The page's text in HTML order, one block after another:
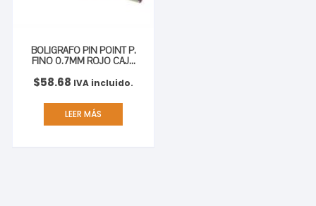
BOLIGRAFO PIN POINT P.
FINO 0.7MM ROJO CAJA
$58.68 IVA incluido.
LEER MÁS